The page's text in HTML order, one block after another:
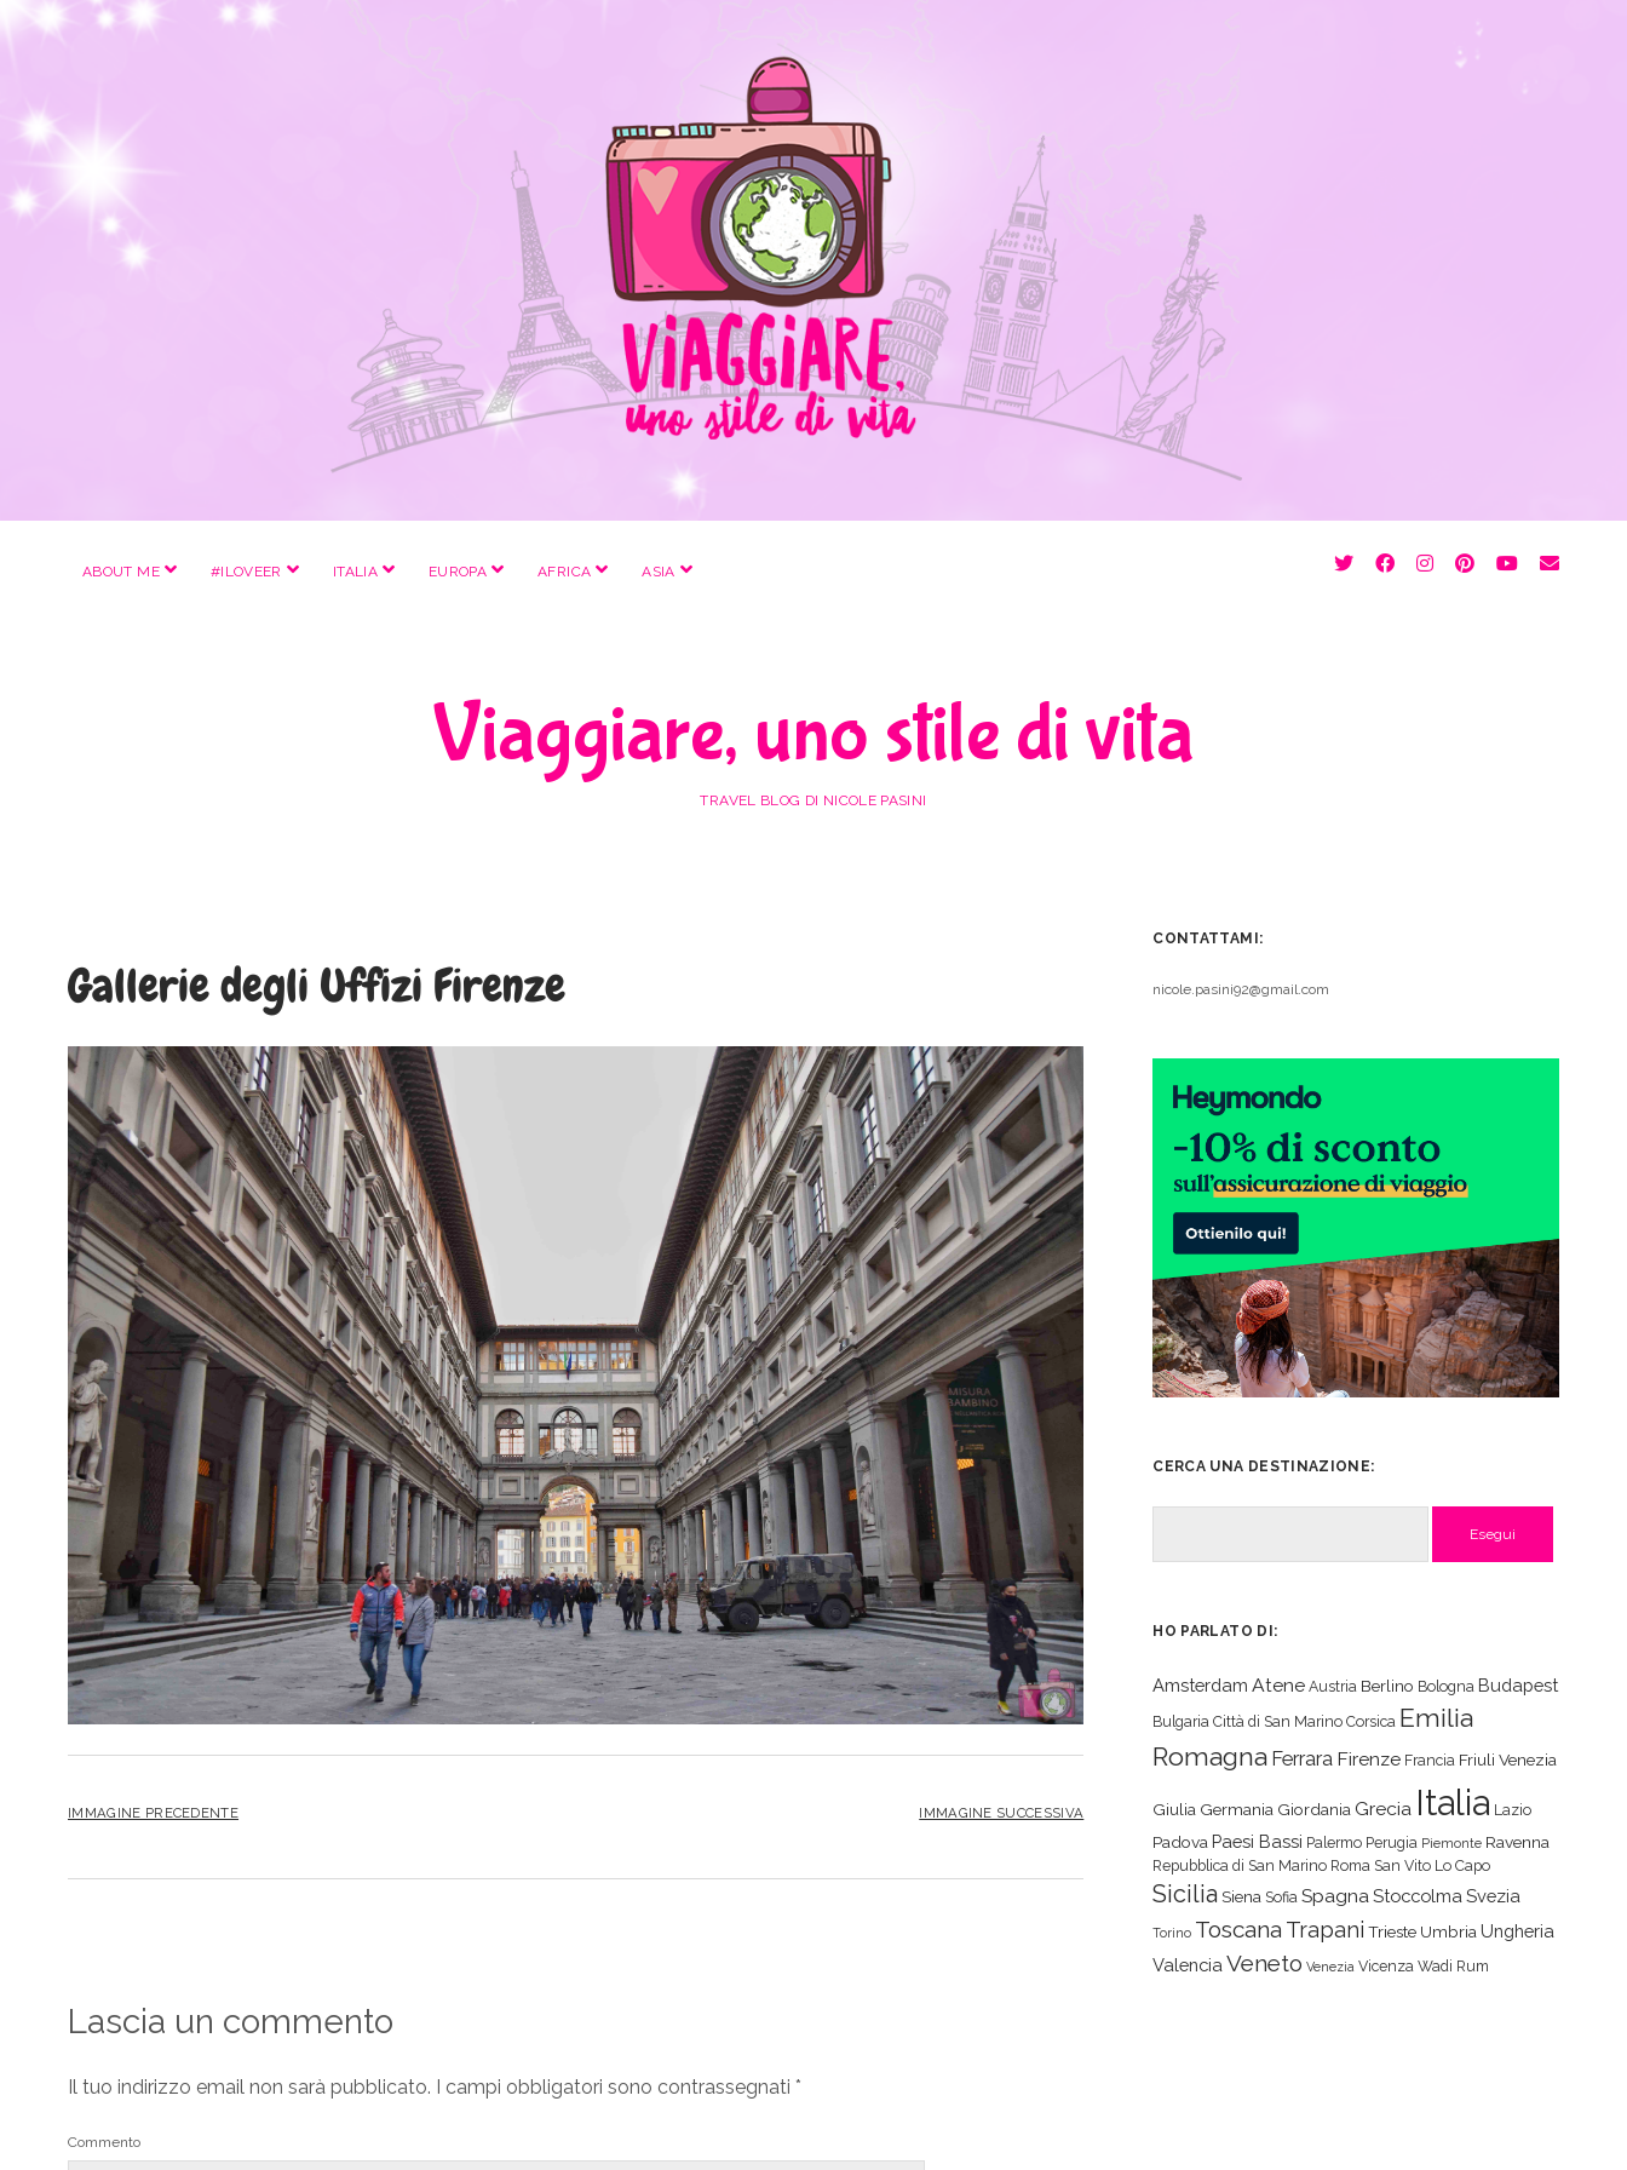
ABOUT ME apri
#ILOVEER apri
ITALIA apri
EUROPA apri
AFRICA apri
ASIA apri
twitterfacebookinstagram
pinterest
youtube
email
Viaggiare, uno stile di vita
TRAVEL BLOG DI NICOLE PASINI
Gallerie degli Uffizi Firenze
IMMAGINE PRECEDENTE IMMAGINE SUCCESSIVA
Lascia un commento
Il tuo indirizzo email non sarà pubblicato. I campi obbligatori sono contrassegnati *
Commento
CONTATTAMI:
nicole.pasini92@gmail.com
CERCA UNA DESTINAZIONE:
HO PARLATO DI:
Amsterdam Atene Austria Berlino Bologna Budapest
Bulgaria Città di San Marino Corsica Emilia
Romagna Ferrara Firenze Francia Friuli Venezia
Giulia Germania Giordania Grecia Italia Lazio
Padova Paesi Bassi Palermo Perugia Piemonte Ravenna
Repubblica di San Marino Roma San Vito Lo Capo
Sicilia Siena Sofia SpagnaStoccolma Svezia
Torino Toscana Trapani Trieste Umbria Ungheria
Valencia Veneto Venezia Vicenza Wadi Rum